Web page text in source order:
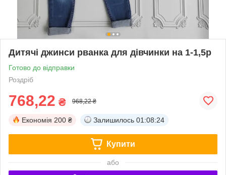
Дитячі джинси рванка для дівчинки на 1-1,5р
Готово до відправки
Роздріб
768,22 ₴ 968,22 ₴
Економія 200 ₴ Залишилось 01:08:23
Купити
або